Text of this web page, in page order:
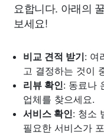
요합니다. 아래의
보세요!
비교 견적 받기: 여
고 결정하는 것이
리뷰 확인: 동료나
업체를 찾으세요.
서비스 확인: 청소
필요한 서비스가